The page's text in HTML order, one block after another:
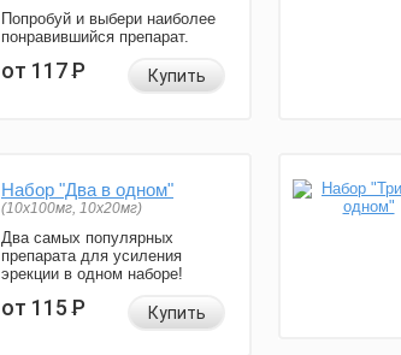
Попробуй и выбери наиболее
понравившийся препарат.
от 117Р Купить
Набор "Два в одном"
(10x100мг, 10x20мг)
Два самых популярных
препарата для усиления
эрекции в одном наборе!
от 115Р Купить